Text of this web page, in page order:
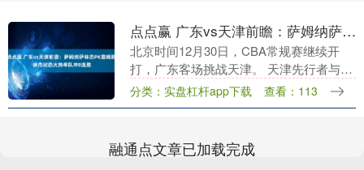
点点赢 广东vs天津前瞻：萨姆纳萨林杰PK詹姆斯 徐杰状态火热率队冲8连胜
北京时间12月30日，CBA常规赛继续开
打，广东客场挑战天津。 天津先行者与广
东东阳光历史上一共交手41次，天津先行
者4胜37负。 上赛季两队交手2次，天津先
分类：实盘杠杆app下载 查看：113
融通点文章已加载完成